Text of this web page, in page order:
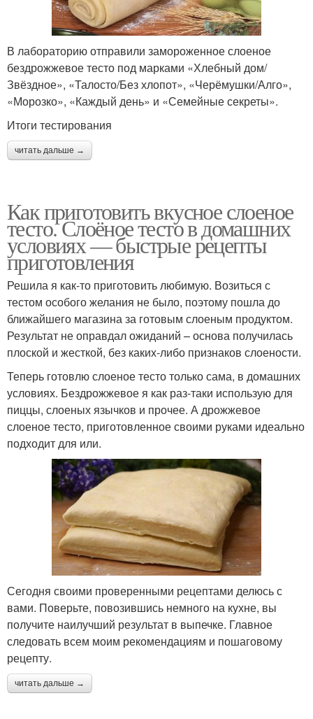
В лабораторию отправили замороженное слоеное
бездрожжевое тесто под марками «Хлебный дом/
Звёздное», «Талосто/Без хлопот», «Черёмушки/Алго»,
«Морозко», «Каждый день» и «Семейные секреты».
Итоги тестирования
читать дальше →
Как приготовить вкусное слоеное
тесто. Слоёное тесто в домашних
условиях — быстрые рецепты
приготовления
Решила я как-то приготовить любимую. Возиться с
тестом особого желания не было, поэтому пошла до
ближайшего магазина за готовым слоеным продуктом.
Результат не оправдал ожиданий – основа получилась
плоской и жесткой, без каких-либо признаков слоености.
Теперь готовлю слоеное тесто только сама, в домашних
условиях. Бездрожжевое я как раз-таки использую для
пиццы, слоеных язычков и прочее. А дрожжевое
слоеное тесто, приготовленное своими руками идеально
подходит для или.
Сегодня своими проверенными рецептами делюсь с
вами. Поверьте, повозившись немного на кухне, вы
получите наилучший результат в выпечке. Главное
следовать всем моим рекомендациям и пошаговому
рецепту.
читать дальше →